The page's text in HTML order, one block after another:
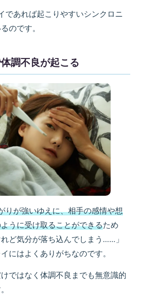
であれば起こりやすいシンクロニ
のです。
調不良が起こる
りが強いゆえに、相手の感情や想
うに受け取ることができるため
れど気分が落ち込んでしまう……」
にはよくありがちなのです。
ではなく体調不良までも無意識的